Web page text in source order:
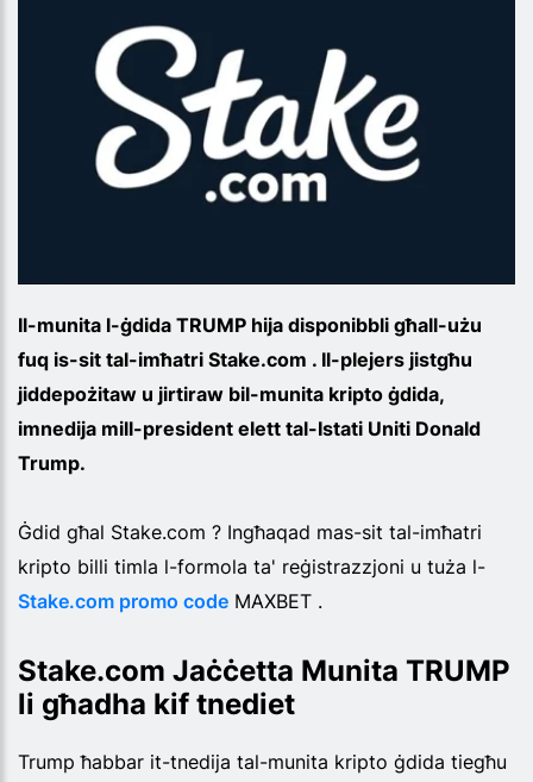
Il-munita l-ġdida TRUMP hija disponibbli għall-użu
fuq is-sit tal-imħatri Stake.com . Il-plejers jistgħu
jiddepożitaw u jirtiraw bil-munita kripto ġdida,
imnedija mill-president elett tal-Istati Uniti Donald
Trump.
Ġdid għal Stake.com ? Ingħaqad mas-sit tal-imħatri
kripto billi timla l-formola ta' reġistrazzjoni u tuża l-
Stake.com promo code MAXBET .
Stake.com Jaċċetta Munita TRUMP
li għadha kif tnediet
Trump ħabbar it-tnedija tal-munita kripto ġdida tiegħu